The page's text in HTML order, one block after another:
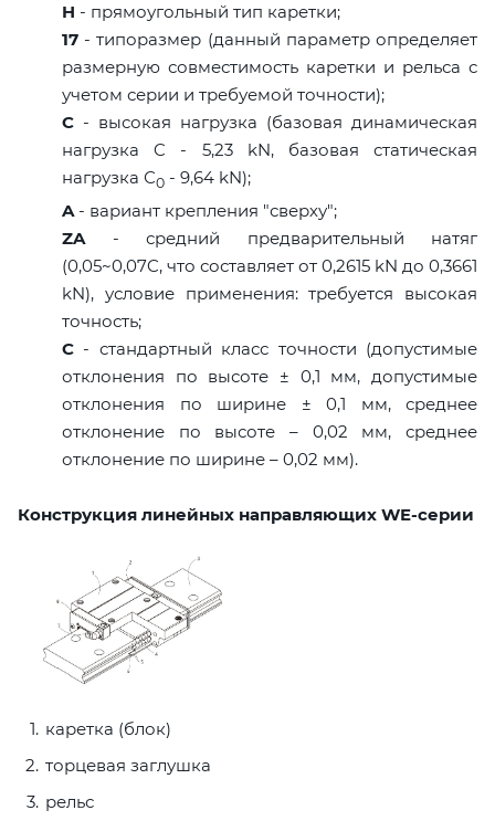
H - прямоугольный тип каретки;
17 - типоразмер (данный параметр определяет
размерную совместимость каретки и рельса с
учетом серии и требуемой точности);
C - высокая нагрузка (базовая динамическая
нагрузка C - 5,23 kN, базовая статическая
нагрузка С0 - 9,64 kN);
A- вариант крепления "сверху";
ZA- средний предварительный натяг
(0,05~0,07C, что составляет от 0,2615 kN до 0,3661
kN), условие применения: требуется высокая
точность;
C - стандартный класс точности (допустимые
отклонения по высоте ± 0,1 мм, допустимые
отклонения по ширине ± 0,1 мм, среднее
отклонение по высоте – 0,02 мм, среднее
отклонение по ширине – 0,02 мм).
Конструкция линейных направляющих WE-серии
каретка (блок)
торцевая заглушка
рельс